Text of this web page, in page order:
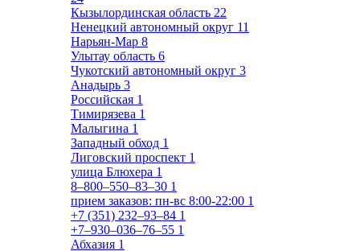
Кызылординская область 22
Ненецкий автономный округ 11
Нарьян-Мар 8
Улытау область 6
Чукотский автономный округ 3
Анадырь 3
Российская 1
Тимирязева 1
Малыгина 1
Западный обход 1
Лиговский проспект 1
улица Блюхера 1
8‒800‒550‒83‒30 1
прием заказов: пн-вс 8:00-22:00 1
+7 (351) 232‒93‒84 1
+7‒930‒036‒76‒55 1
Абхазия 1